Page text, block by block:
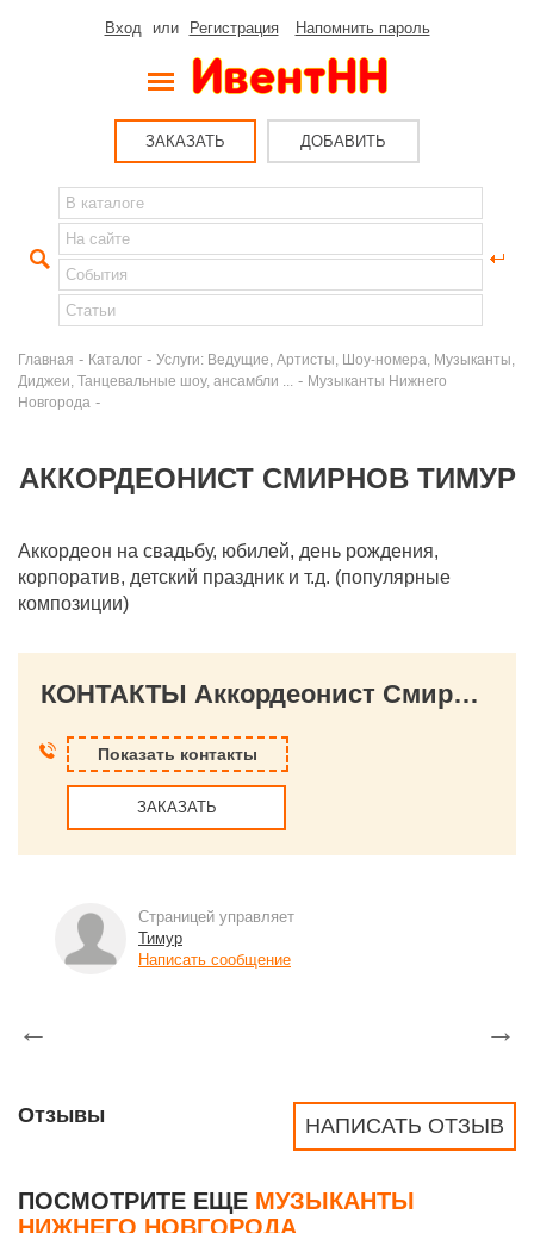
Вход или Регистрация Напомнить пароль
ЗАКАЗАТЬ ДОБАВИТЬ
Главная - Каталог - Услуги: Ведущие, Артисты, Шоу-номера, Музыканты,
Диджеи, Танцевальные шоу, ансамбли ...
- Музыканты Нижнего
Новгорода -
АККОРДЕОНИСТ СМИРНОВ ТИМУР
Аккордеон на свадьбу, юбилей, день рождения,
корпоратив, детский праздник и т.д. (популярные
композиции)
КОНТАКТЫ Аккордеонист Смирнов Тимур
Показать контакты
ЗАКАЗАТЬ
Страницей управляет
Тимур
Написать сообщение
← →
НАПИСАТЬ ОТЗЫВ
Отзывы
ПОСМОТРИТЕ ЕЩЕ МУЗЫКАНТЫ
НИЖНЕГО НОВГОРОДА